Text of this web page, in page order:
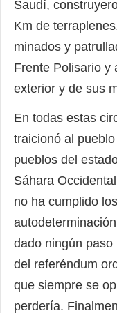
Saudí,
Km de
minados y
Frente Polisario y
exterior y de sus
En todas estas
traicionó al
pueblos del
Sáhara
no ha cumplido
dado ningún
del referéndum
que siempre se
perdería.